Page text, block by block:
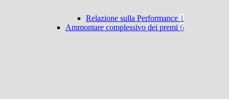
Relazione sulla Performance 1
Ammontare complessivo dei premi 6